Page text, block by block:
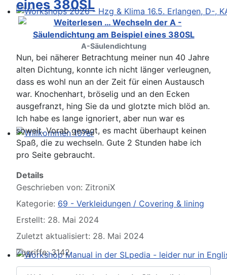
Workshops 2026 - Hzg & Klima 16.5. Erlangen, D-,
Willkommen 107er
Workshop Manual in der SLpedia - leider nur in
eines 380SL
A-Säulendichtung
Nun, bei näherer Betrachtung meiner nun 40 Jahre
alten Dichtung, konnte ich nicht länger verleugnen,
dass es wohl nun an der Zeit für einen Austausch
war. Knochenhart, bröselig und an den Ecken
ausgefranzt, hing Sie da und glotzte mich blöd an.
Ich habe es lange ignoriert, aber nun war es
soweit. Vorab gesagt, es macht überhaupt keinen
Spaß, die zu wechseln. Gute 2 Stunden habe ich
pro Seite gebraucht.
Details
Geschrieben von: ZitroniX
Kategorie: 69 - Verkleidungen / Covering & lining
Erstellt: 28. Mai 2024
Zuletzt aktualisiert: 28. Mai 2024
Zugriffe: 3142